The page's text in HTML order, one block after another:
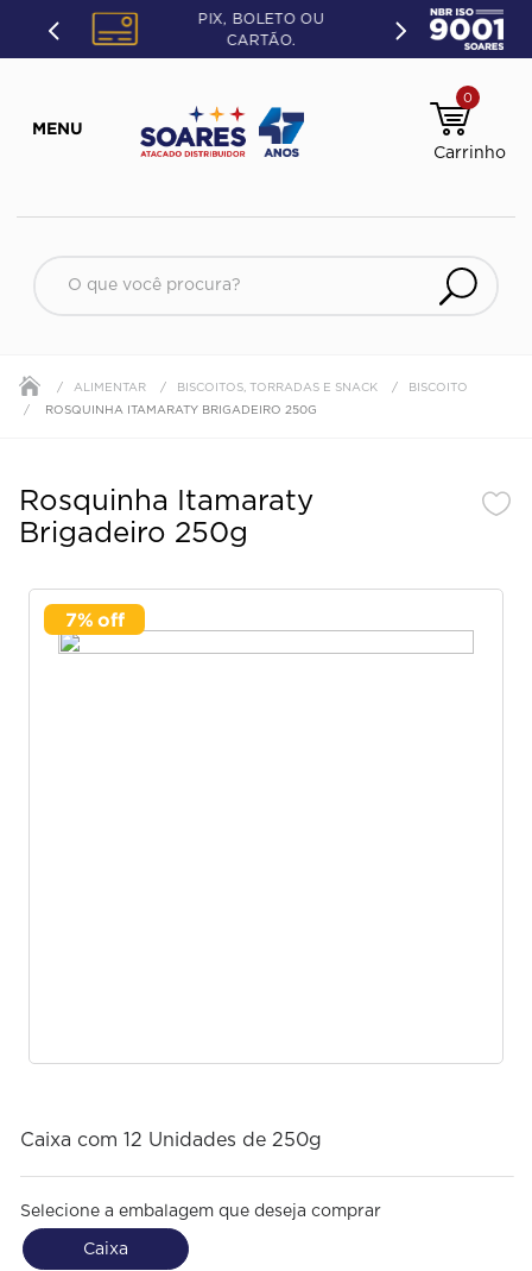
PIX, BOLETO OU
CARTÃO.
0
O que você procura?
ALIMENTAR BISCOITOS, TORRADAS E SNACK
BISCOITO
ROSQUINHA ITAMARATY BRIGADEIRO 250G
Rosquinha Itamaraty
Brigadeiro 250g
7%
Caixa com 12 Unidades de 250g
Selecione a embalagem que deseja comprar
Caixa